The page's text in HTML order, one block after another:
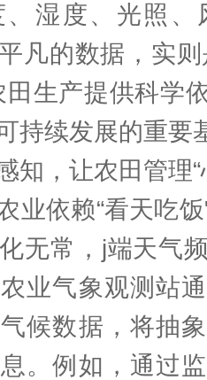
湿度、光照、
凡的数据，实
生产提供科学
持续发展的重要
，让农田管理“
依赖“看天吃饭
无常，j端天气
业气象观测站
候数据，将抽
。例如，通过